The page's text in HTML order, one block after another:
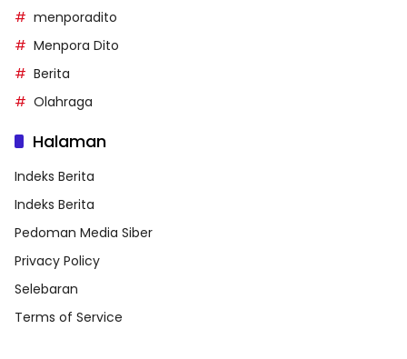
menporadito
Menpora Dito
Berita
Olahraga
Halaman
Indeks Berita
Indeks Berita
Pedoman Media Siber
Privacy Policy
Selebaran
Terms of Service